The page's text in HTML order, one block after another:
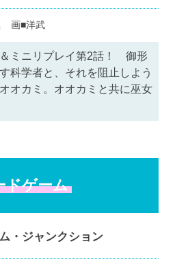
画■洋武
ミニリプレイ第2話！ 御形
科学者と、それを阻止しよう
オカミ。オオカミと共に巫女
ドゲーム
・ジャンクション